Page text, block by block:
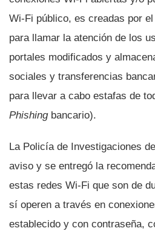
Wi-Fi público, es creadas por
para llamar la atención de los
portales modificados y
sociales y transferencias
para llevar a cabo estafas de
Phishingbancario).
La Policí­a de Investigaciones
aviso y se entregó la
estas redes Wi-Fi que son de
sí­ operen a través en
establecido y con contraseña,